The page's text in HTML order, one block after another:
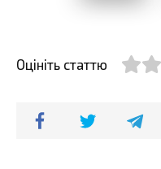
Оцініть статтю